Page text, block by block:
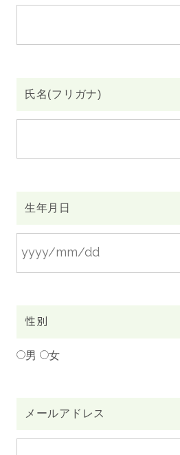
twitter
氏名(フリガナ)
生年月日
性別
男 女
メールアドレス